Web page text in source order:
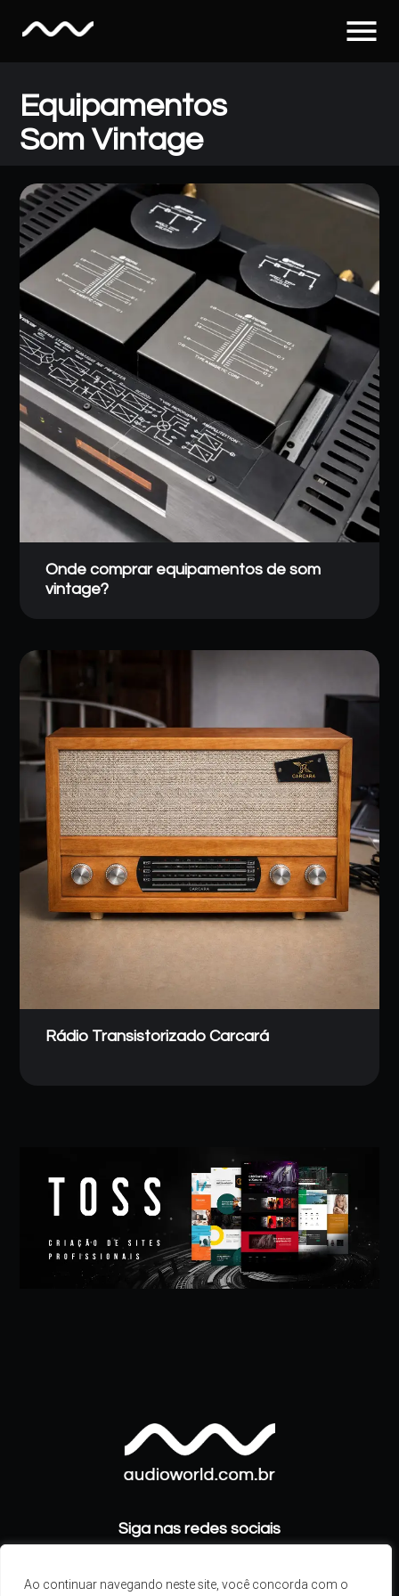
Ao continuar navegando neste site, você concorda com o
menu
Equipamentos
Som Vintage
Onde comprar equipamentos de som
vintage?
Rádio Transistorizado Carcará
Siga nas redes sociais